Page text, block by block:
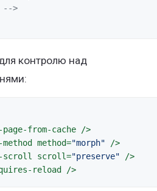
-->
контролю над
from-cache
/>
method="morph"
/>
scroll
scroll="preserve"
/>
reload
/>